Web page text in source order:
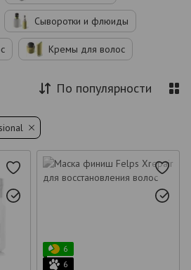
Сыворотки и флюиды
Кремы для волос
По популярности
6
6